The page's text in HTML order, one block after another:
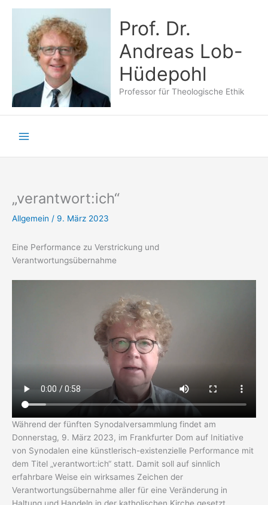
springen
Prof. Dr.
Andreas Lob-
Hüdepohl
Professor für Theologische Ethik
„verantwort:ich“
Allgemein / 9. März 2023
Eine Performance zu Verstrickung und
Verantwortungsübernahme
Während der fünften Synodalversammlung findet am
Donnerstag, 9. März 2023, im Frankfurter Dom auf Initiative
von Synodalen eine künstlerisch-existenzielle Performance mit
dem Titel „verantwort:ich“ statt. Damit soll auf sinnlich
erfahrbare Weise ein wirksames Zeichen der
Verantwortungsübernahme aller für eine Veränderung in
Haltung und Handeln in der katholischen Kirche gesetzt